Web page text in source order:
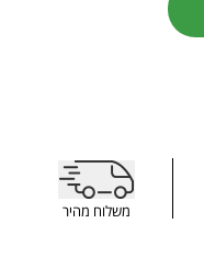
משלוח מהיר